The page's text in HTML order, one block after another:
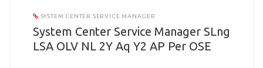
SYSTEM CENTER SERVICE MANAGER
System Center Service Manager SLng
LSA OLV NL 2Y Aq Y2 AP Per OSE